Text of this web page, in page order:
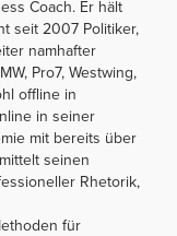
Coach. Er hält
seit 2007 Politiker,
namhafter
Pro7, Westwing,
offline in
in seiner
mit bereits über
seinen
Rhetorik,
für